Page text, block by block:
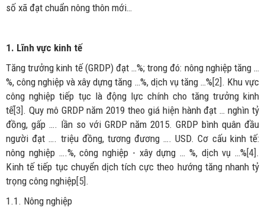
số xã đạt chuẩn nông thôn mới…
1. Lĩnh vực kinh tế
Tăng trưởng kinh tế (GRDP) đạt …%; trong đó: nông nghiệp tăng …
%, công nghiệp và xây dựng tăng …%, dịch vụ tăng …%[2]. Khu vực
công nghiệp tiếp tục là động lực chính cho tăng trưởng kinh
tế[3]. Quy mô GRDP năm 2019 theo giá hiện hành đạt … nghìn tỷ
đồng, gấp …. lần so với GRDP năm 2015. GRDP bình quân đầu
người đạt …. triệu đồng, tương đương …. USD. Cơ cấu kinh tế:
nông nghiệp ….%, công nghiệp - xây dựng … %, dịch vụ …%[4].
Kinh tế tiếp tục chuyển dịch tích cực theo hướng tăng nhanh tỷ
trọng công nghiệp[5].
1.1. Nông nghiệp